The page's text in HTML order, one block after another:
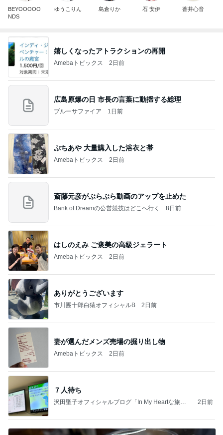
BEYOOOOO
NDS
ゆうこりん 島倉りか 石 安伊 蒼井心音
嬉しくなったアトラクションの再開
Amebaトピックス 2日前
広島原爆の日 市長の言葉に動揺する総理
ブルーサファイア 1日前
ぷちあや 大量購入した浴衣と帯
Amebaトピックス 2日前
斎藤元彦がぶらぶら動画のアップを止めた
Bank of Dreamの公営競技はどこへ行く 8日前
はしのえみ ご褒美の高級ジェラート
Amebaトピックス 2日前
ありがとうございます
市川團十郎白猿オフィシャルB 2日前
妻が選んだメンズ売場の掘り出し物
Amebaトピックス 2日前
７人待ち
沢田聖子オフィシャルブログ「In My Heartな旅日
2日前